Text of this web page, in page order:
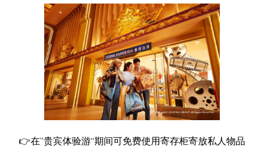
👉在”贵宾体验游“期间可免费使用寄存柜寄放私人物品